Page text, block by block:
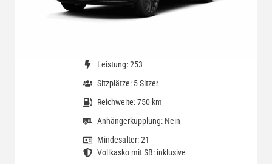
Leistung: 253
Sitzplätze: 5 Sitzer
Reichweite: 750 km
Anhängerkupplung: Nein
Mindesalter: 21
Vollkasko mit SB: inklusive